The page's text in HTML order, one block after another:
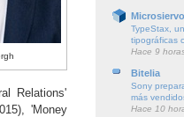
Relations'
'Money
TypeStax,
tipográficas
Hace 9
Bitelia
Sony
más
Hace 10